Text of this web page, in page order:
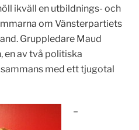
ikväll en utbildnings- och
om Vänsterpartiets
Gruppledare Maud
en av två politiska
med ett tjugotal
–